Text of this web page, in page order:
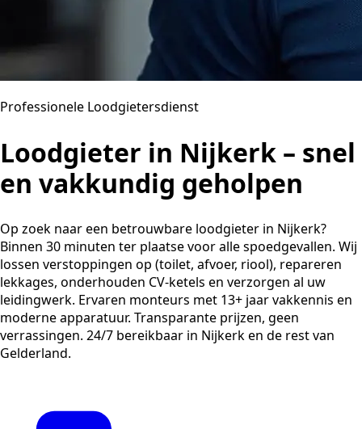
Professionele Loodgietersdienst
Loodgieter in Nijkerk – snel
en vakkundig geholpen
Op zoek naar een betrouwbare loodgieter in Nijkerk?
Binnen 30 minuten ter plaatse voor alle spoedgevallen. Wij
lossen verstoppingen op (toilet, afvoer, riool), repareren
lekkages, onderhouden CV-ketels en verzorgen al uw
leidingwerk. Ervaren monteurs met 13+ jaar vakkennis en
moderne apparatuur. Transparante prijzen, geen
verrassingen. 24/7 bereikbaar in Nijkerk en de rest van
Gelderland.